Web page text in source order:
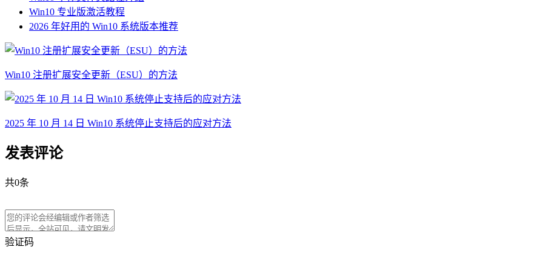
Win10 专业版激活教程
2026 年好用的 Win10 系统版本推荐
Win10 注册扩展安全更新（ESU）的方法
2025 年 10 月 14 日 Win10 系统停止支持后的应对方法
发表评论
共0条
验证码